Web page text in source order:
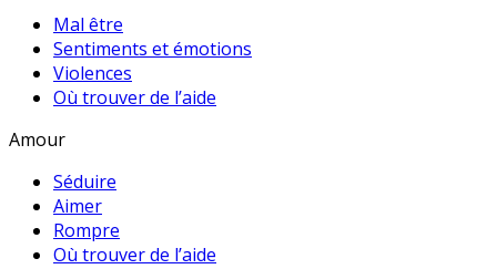
Mal être
Sentiments et émotions
Violences
Où trouver de l’aide
Amour
Séduire
Aimer
Rompre
Où trouver de l’aide